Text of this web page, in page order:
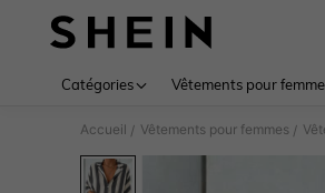
Catégories Vêtements pour
Accueil / Vêtements pour femmes /